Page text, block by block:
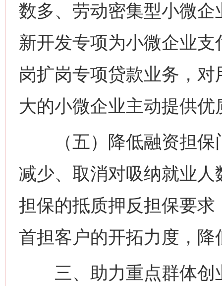
数多、劳动密集型小微
新开发专项为小微企业
岗扩岗专项贷款业务，
大的小微企业主动提供
（五）降低融资担保
减少、取消对吸纳就业
担保的抵质押反担保要
首担客户的开拓力度，
三、助力重点群体创